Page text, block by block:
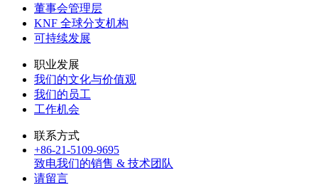
董事会管理层
KNF 全球分支机构
可持续发展
职业发展
我们的文化与价值观
我们的员工
工作机会
联系方式
+86-21-5109-9695
致电我们的销售 & 技术团队
请留言